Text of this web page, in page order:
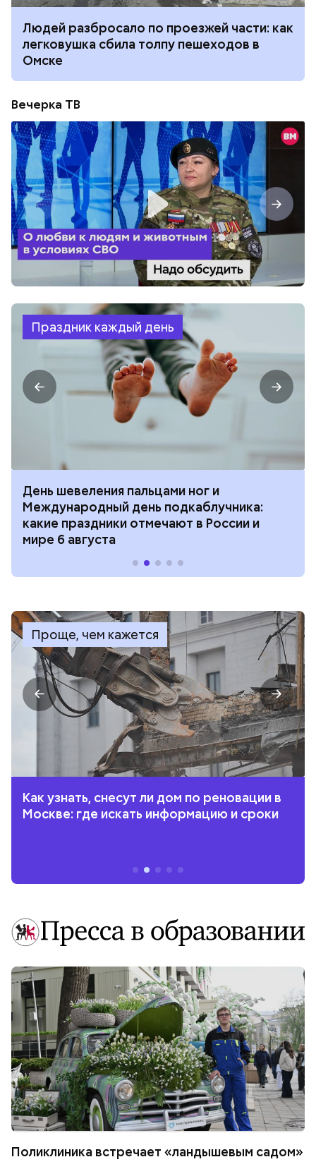
Людей разбросало по проезжей части: как
легковушка сбила толпу пешеходов в
Омске
Вечерка ТВ
Праздник каждый день
День шевеления пальцами ног и
Международный день подкаблучника:
какие праздники отмечают в России и
мире 6 августа
Проще, чем кажется
Как узнать, снесут ли дом по реновации в
Москве: где искать информацию и сроки
Поликлиника встречает «ландышевым садом»